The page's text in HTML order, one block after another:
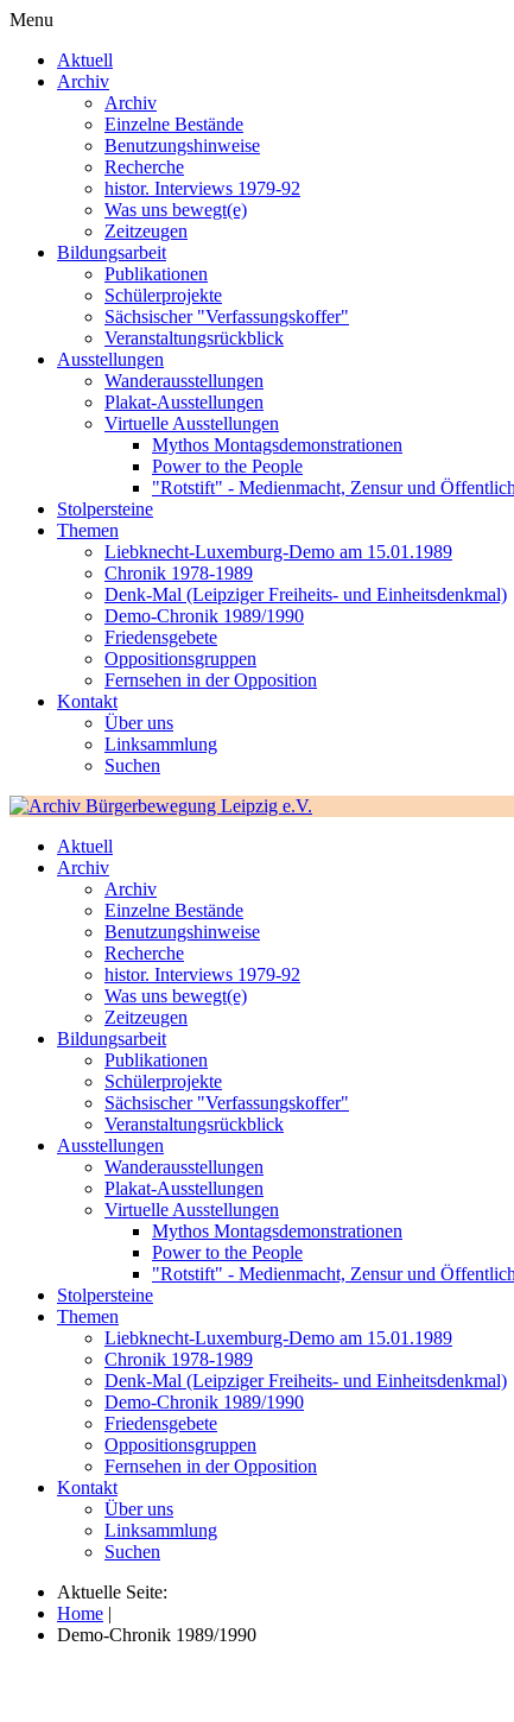
Menu
Aktuell
Archiv
Archiv
Einzelne Bestände
Benutzungshinweise
Recherche
histor. Interviews 1979-92
Was uns bewegt(e)
Zeitzeugen
Bildungsarbeit
Publikationen
Schülerprojekte
Sächsischer "Verfassungskoffer"
Veranstaltungsrückblick
Ausstellungen
Wanderausstellungen
Plakat-Ausstellungen
Virtuelle Ausstellungen
Mythos Montagsdemonstrationen
Power to the People
"Rotstift" - Medienmacht, Zensur und
Stolpersteine
Themen
Liebknecht-Luxemburg-Demo am 15.01.1989
Chronik 1978-1989
Denk-Mal (Leipziger Freiheits- und Einheitsdenkmal)
Demo-Chronik 1989/1990
Friedensgebete
Oppositionsgruppen
Fernsehen in der Opposition
Kontakt
Über uns
Linksammlung
Suchen
Aktuell
Archiv
Archiv
Einzelne Bestände
Benutzungshinweise
Recherche
histor. Interviews 1979-92
Was uns bewegt(e)
Zeitzeugen
Bildungsarbeit
Publikationen
Schülerprojekte
Sächsischer "Verfassungskoffer"
Veranstaltungsrückblick
Ausstellungen
Wanderausstellungen
Plakat-Ausstellungen
Virtuelle Ausstellungen
Mythos Montagsdemonstrationen
Power to the People
"Rotstift" - Medienmacht, Zensur und
Stolpersteine
Themen
Liebknecht-Luxemburg-Demo am 15.01.1989
Chronik 1978-1989
Denk-Mal (Leipziger Freiheits- und Einheitsdenkmal)
Demo-Chronik 1989/1990
Friedensgebete
Oppositionsgruppen
Fernsehen in der Opposition
Kontakt
Über uns
Linksammlung
Suchen
Aktuelle Seite:
Home |
Demo-Chronik 1989/1990